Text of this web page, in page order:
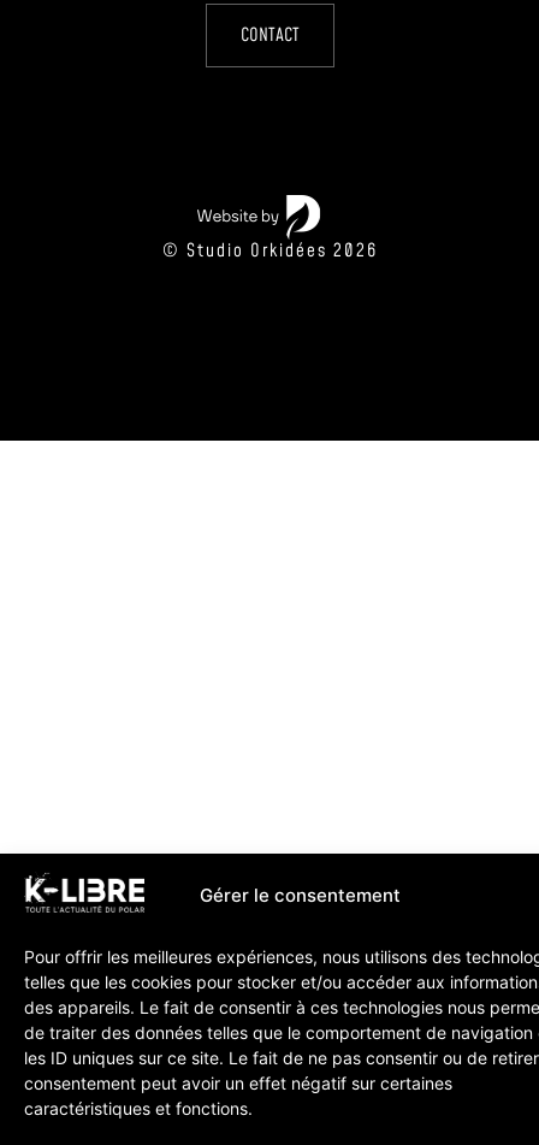
Gérer le consentement
Pour offrir les meilleures expériences, nous utilisons des
telles que les cookies pour stocker et/ou accéder aux
des appareils. Le fait de consentir à ces technologies nous
de traiter des données telles que le comportement de navigation
les ID uniques sur ce site. Le fait de ne pas consentir ou de
consentement peut avoir un effet négatif sur certaines
caractéristiques et fonctions.
CONTACT
© Studio Orkidées 2026